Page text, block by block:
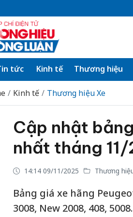
tức Kinh tế Thương hiệu
Kinh tế Thương hiệu Xe
Cập nhật
nhất tháng
14:14 09/11/2025 Thương
Bảng giá xe hãng
3008, New 2008, 408, 5008.